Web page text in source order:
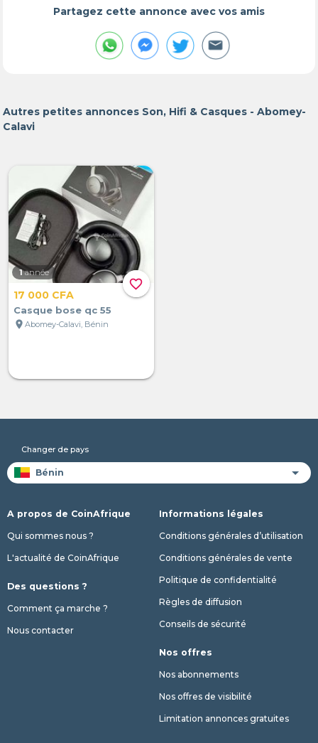
Partagez cette annonce avec vos amis
Autres petites annonces Son, Hifi & Casques - Abomey-
Calavi
favorite_border
1 année
17 000 CFA
Casque bose qc 55
location_on Abomey-Calavi, Bénin
Changer de pays
A propos de CoinAfrique
Qui sommes nous ?
L'actualité de CoinAfrique
Des questions ?
Comment ça marche ?
Nous contacter
Informations légales
Conditions générales d’utilisation
Conditions générales de vente
Politique de confidentialité
Règles de diffusion
Conseils de sécurité
Nos offres
Nos abonnements
Nos offres de visibilité
Limitation annonces gratuites